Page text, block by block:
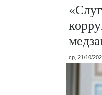
ср, 21/10/